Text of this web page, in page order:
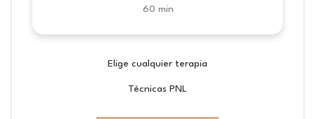
60 min
Elige cualquier terapia
Técnicas PNL